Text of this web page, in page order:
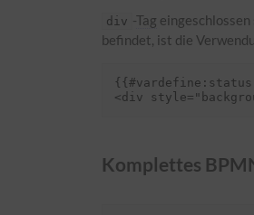
div -Tag
befindet, ist die
Komplettes